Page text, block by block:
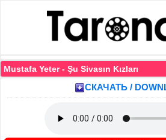
Mustafa Yeter - Şu Sivasın Kızları
СКАЧАТЬ /